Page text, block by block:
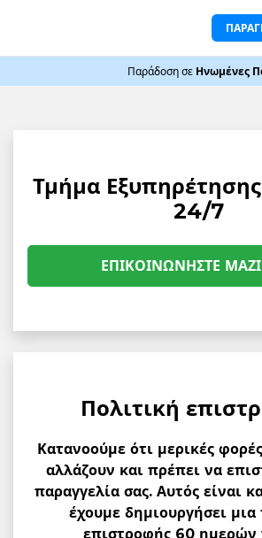
Παράδοση σε Ηνωμένες
Τμήμα
24/7
ΕΠΙΚΟΙΝΩΝΉΣΤΕ
Πολιτική
Κατανοούμε ότι μερικές
αλλάζουν και πρέπει να
παραγγελία σας. Αυτός είναι
έχουμε δημιουργήσει μια
επιστροφής 60 ημερών